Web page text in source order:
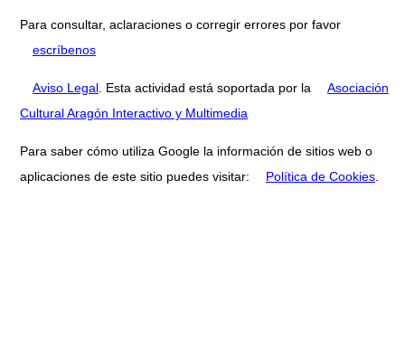
Para consultar, aclaraciones o corregir errores por favor
escríbenos
Aviso Legal . Esta actividad está soportada por la
Asociación
Cultural Aragón Interactivo y Multimedia
Para saber cómo utiliza Google la información de sitios web o
aplicaciones de este sitio puedes visitar:
Política de Cookies